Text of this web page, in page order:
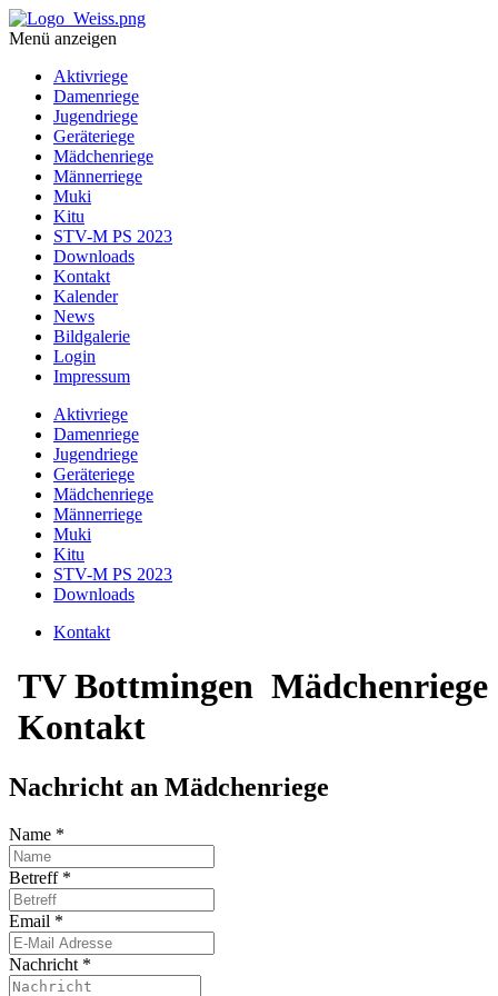
Menü anzeigen
Aktivriege
Damenriege
Jugendriege
Geräteriege
Mädchenriege
Männerriege
Muki
Kitu
STV-M PS 2023
Downloads
Kontakt
Kalender
News
Bildgalerie
Login
Impressum
Aktivriege
Damenriege
Jugendriege
Geräteriege
Mädchenriege
Männerriege
Muki
Kitu
STV-M PS 2023
Downloads
Kontakt
TV Bottmingen Mädchenriege
Kontakt
Nachricht an Mädchenriege
Name *
Betreff *
Email *
Nachricht *